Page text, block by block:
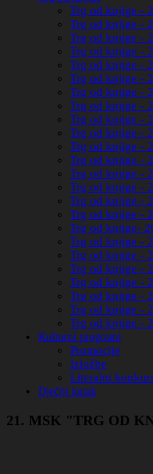
Trg od knjige -
Trg od knjige -
Trg od knjige -
Trg od knjige -
Trg od knjige -
Trg od knjige -
Trg od knjige -
Trg od knjige -
Trg od knjige -
Trg od knjige -
Trg od knjige -
Trg od knjige -
Trg od knjige -
Trg od knjige -
Trg od knjige -
Trg od knjige -
Trg od knjige-
Trg od knjige -
Trg od knjige -
Trg od knjige -
Trg od knjige -
Trg od knjige -
Trg od knjige -
Trg od knjige -
Kulturni programi
Promocije
Izložbe
Literalni
Dječiji kutak
21. MSK "TRG OD